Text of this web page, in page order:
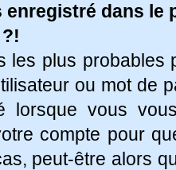
enregistré dans le
les plus probables
ou mot de
lorsque vous
compte pour
peut-être alors